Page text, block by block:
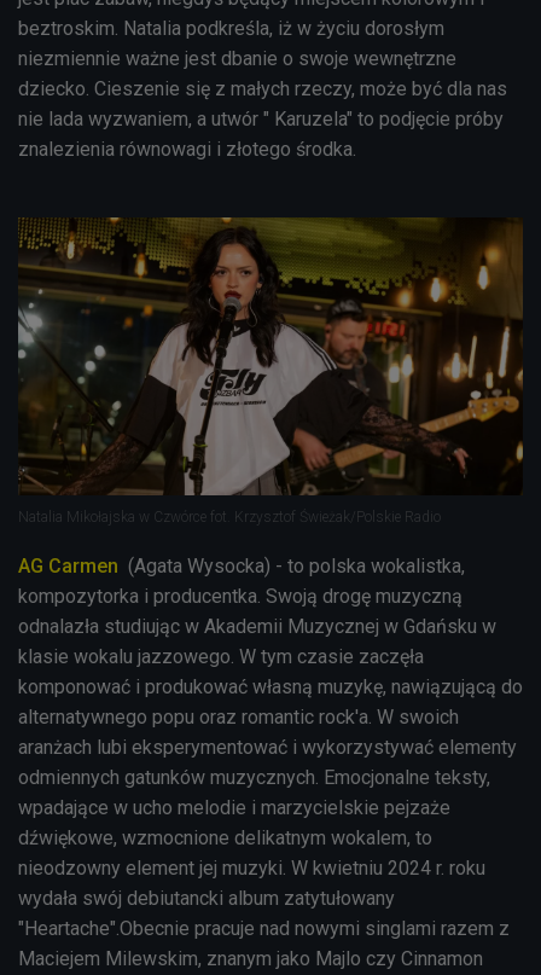
beztroskim. Natalia podkreśla, iż w życiu dorosłym
niezmiennie ważne jest dbanie o swoje wewnętrzne
dziecko. Cieszenie się z małych rzeczy, może być dla nas
nie lada wyzwaniem, a utwór " Karuzela" to podjęcie próby
znalezienia równowagi i złotego środka.
Natalia Mikołajska w Czwórce fot. Krzysztof Świeżak/Polskie Radio
AG Carmen (Agata Wysocka) - to polska wokalistka,
kompozytorka i producentka. Swoją drogę muzyczną
odnalazła studiując w Akademii Muzycznej w Gdańsku w
klasie wokalu jazzowego. W tym czasie zaczęła
komponować i produkować własną muzykę, nawiązującą do
alternatywnego popu oraz romantic rock'a. W swoich
aranżach lubi eksperymentować i wykorzystywać elementy
odmiennych gatunków muzycznych. Emocjonalne teksty,
wpadające w ucho melodie i marzycielskie pejzaże
dźwiękowe, wzmocnione delikatnym wokalem, to
nieodzowny element jej muzyki. W kwietniu 2024 r. roku
wydała swój debiutancki album zatytułowany
"Heartache".Obecnie pracuje nad nowymi singlami razem z
Maciejem Milewskim, znanym jako Majlo czy Cinnamon